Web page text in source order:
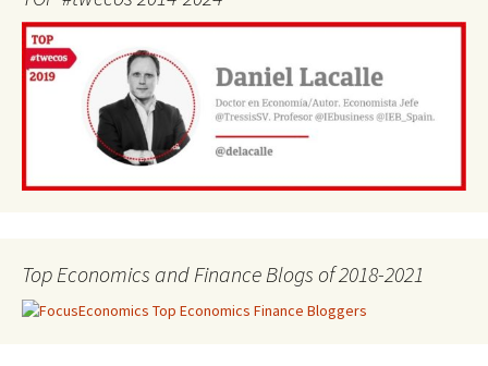
Top Economics and Finance Blogs of 2018-2021